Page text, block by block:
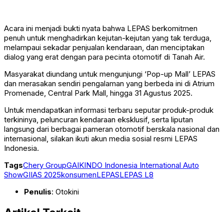
Acara ini menjadi bukti nyata bahwa LEPAS berkomitmen
penuh untuk menghadirkan kejutan-kejutan yang tak terduga,
melampaui sekadar penjualan kendaraan, dan menciptakan
dialog yang erat dengan para pecinta otomotif di Tanah Air.
Masyarakat diundang untuk mengunjungi ‘Pop-up Mall’ LEPAS
dan merasakan sendiri pengalaman yang berbeda ini di Atrium
Promenade, Central Park Mall, hingga 31 Agustus 2025.
Untuk mendapatkan informasi terbaru seputar produk-produk
terkininya, peluncuran kendaraan eksklusif, serta liputan
langsung dari berbagai pameran otomotif berskala nasional dan
internasional, silakan ikuti akun media sosial resmi LEPAS
Indonesia.
TagsChery GroupGAIKINDO Indonesia International Auto
ShowGIIAS 2025konsumenLEPASLEPAS L8
Penulis: Otokini